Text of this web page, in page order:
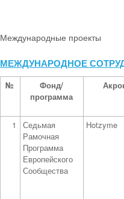
Международные проекты
МЕЖДУНАРОДНОЕ
№
Фонд/
программа
1
Седьмая
Рамочная
Программа
Европейского
Сообщества
Hotzyme